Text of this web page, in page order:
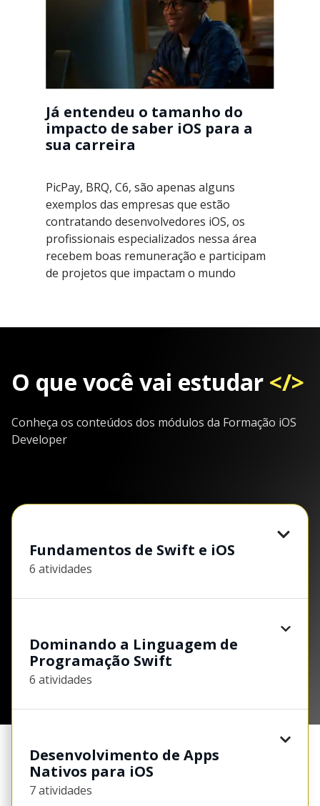
Já entendeu o tamanho do
impacto de saber iOS para a
sua carreira
PicPay, BRQ, C6, são apenas alguns
exemplos das empresas que estão
contratando desenvolvedores iOS, os
profissionais especializados nessa área
recebem boas remuneração e participam
de projetos que impactam o mundo
O que você vai estudar </>
Conheça os conteúdos dos módulos da Formação iOS
Developer
Fundamentos de Swift e iOS
6 atividades
Dominando a Linguagem de
Programação Swift
6 atividades
Desenvolvimento de Apps
Nativos para iOS
7 atividades